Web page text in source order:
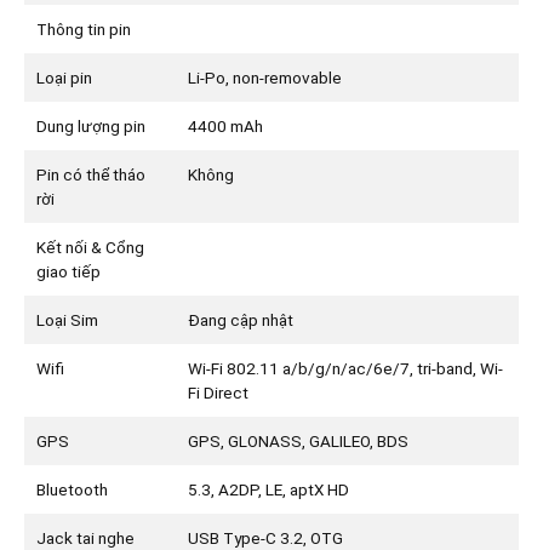
Thông tin pin
Loại pin Li-Po, non-removable
Dung lượng pin 4400 mAh
Pin có thể tháo
rời
Không
Kết nối & Cổng
giao tiếp
Loại Sim Đang cập nhật
Wifi
Wi-Fi 802.11 a/b/g/n/ac/6e/7, tri-band, Wi-
Fi Direct
GPS GPS, GLONASS, GALILEO, BDS
Bluetooth 5.3, A2DP, LE, aptX HD
Jack tai nghe USB Type-C 3.2, OTG